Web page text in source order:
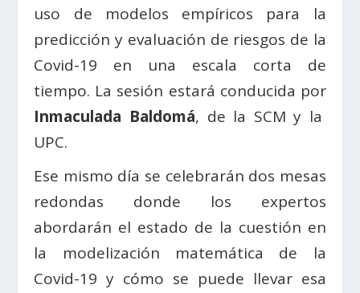
uso de modelos empíricos para la
predicción y evaluación de riesgos de la
Covid-19 en una escala corta de
tiempo. La sesión estará conducida por
Inmaculada Baldomá, de la SCM y la
UPC.
Ese mismo día se celebrarán dos mesas
redondas donde los expertos
abordarán el estado de la cuestión en
la modelización matemática de la
Covid-19 y cómo se puede llevar esa